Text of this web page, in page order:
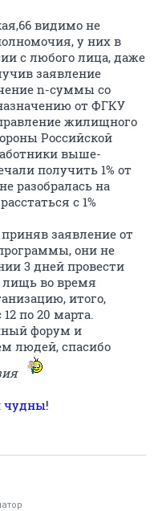
видимо не
у них в
с любого лица, даже
заявление
n-суммы со
от ФГКУ
жилищного
Российской
выше-
получить 1% от
разобралась на
с 1%
заявление от
они не
3 дней провести
лищь во время
итого,
по 20 марта.
форум и
людей, спасибо
чудны!